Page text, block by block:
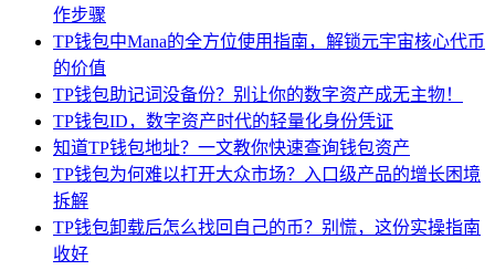
作步骤
TP钱包中Mana的全方位使用指南，解锁元宇宙核心代币
的价值
TP钱包助记词没备份？别让你的数字资产成无主物！
TP钱包ID，数字资产时代的轻量化身份凭证
知道TP钱包地址？一文教你快速查询钱包资产
TP钱包为何难以打开大众市场？入口级产品的增长困境
拆解
TP钱包卸载后怎么找回自己的币？别慌，这份实操指南
收好